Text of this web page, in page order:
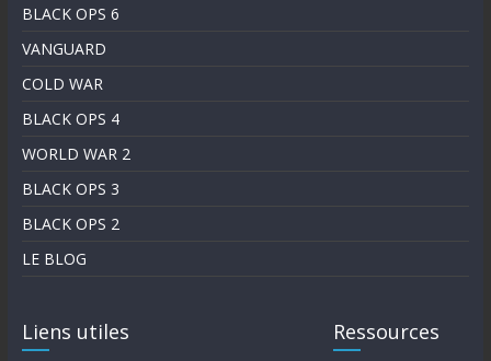
BLACK OPS 6
VANGUARD
COLD WAR
BLACK OPS 4
WORLD WAR 2
BLACK OPS 3
BLACK OPS 2
LE BLOG
Liens utiles Ressources